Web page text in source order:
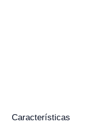
Características